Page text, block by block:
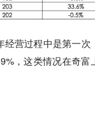
经营过程中是第一次
，这类情况在奇富